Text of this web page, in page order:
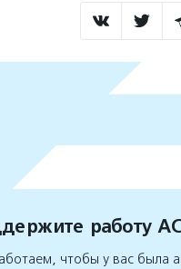
работу
чтобы у вас была